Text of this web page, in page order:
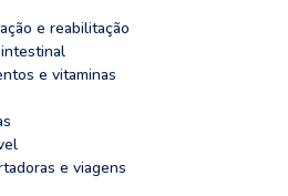
e reabilitação
e vitaminas
e viagens